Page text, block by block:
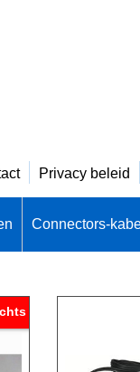
Privacy beleid
Connectors-